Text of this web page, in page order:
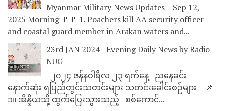
Myanmar Military News Updates – Sep 12,
2025 Morning 🚩🚩 1. Poachers kill AA security officer
and coastal guard member in Arakan waters and...
23rd JAN 2024 - Evening Daily News by Radio
NUG
၂၀၂၄ ဇန်နဝါရီလ ၂၃ ရက်နေ့ ညနေခင်း
နောက်ဆုံး ရပြည်တွင်းသတင်းများ သတင်းခေါင်းစဉ်များ - 📌
၁။ အိန္ဒိယသို့ ထွက်ပြေးသွားသည့် စစ်ကောင်...